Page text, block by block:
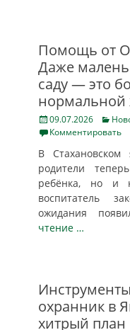
Помощь от
Даже
саду — это
нормальной
Posted
on
09.07.2026
Комментировать
В Стахановском
родители
ребёнка, но и
воспитатель
ожидания
чтение …
охранник в
хитрый план